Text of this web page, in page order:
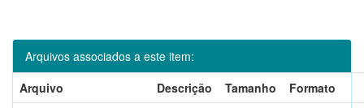
Arquivos associados a este item:
Arquivo
Descrição Tamanho
Formato